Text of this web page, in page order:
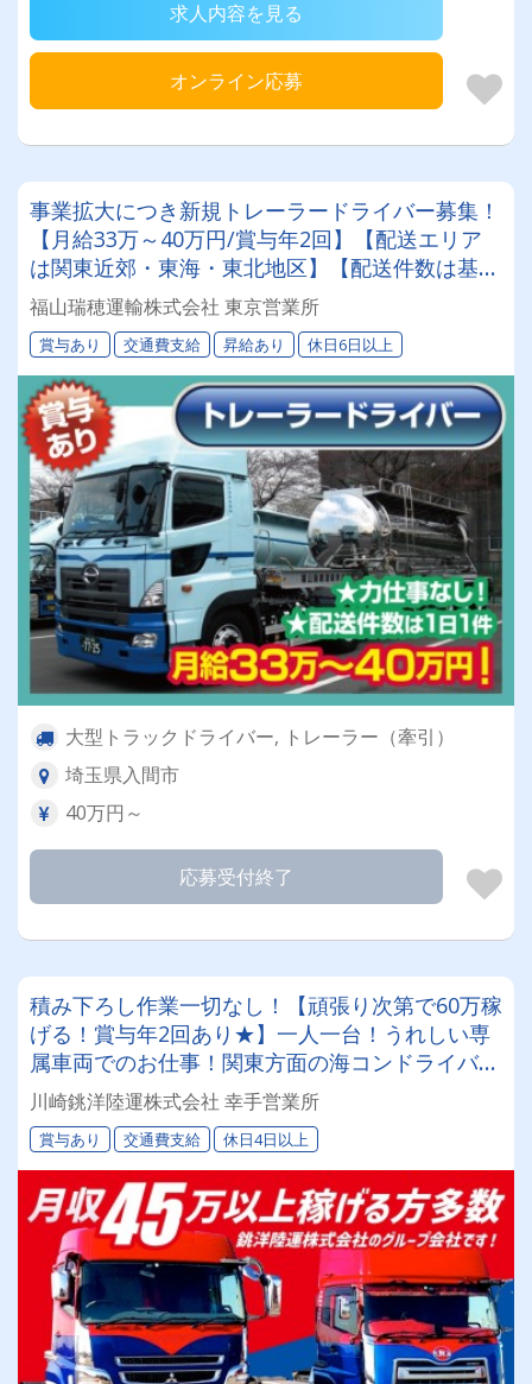
求人内容を見る
オンライン応募
事業拡大につき新規トレーラードライバー募集！
【月給33万～40万円/賞与年2回】【配送エリア
は関東近郊・東海・東北地区】【配送件数は基本
１日1回のみ】(無理なく、安全安心に働ける環境
を用意してあなたをお迎えします！【年間を通し
て仕事量も安定しています！】
福山瑞穂運輸株式会社 東京営業所
賞与あり 交通費支給 昇給あり 休日6日以上
大型トラックドライバー, トレーラー（牽引）
埼玉県入間市
40万円～
応募受付終了
積み下ろし作業一切なし！【頑張り次第で60万稼
げる！賞与年2回あり★】一人一台！うれしい専
属車両でのお仕事！関東方面の海コンドライバー
を大募集します！基本日勤のみで働きやすい環境
です♪【取引先企業は大手・上場企業のため安
心！】
川崎銚洋陸運株式会社 幸手営業所
賞与あり 交通費支給 休日4日以上